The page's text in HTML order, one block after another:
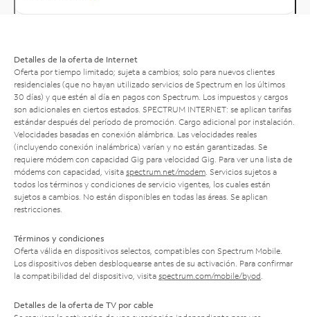
Detalles de la oferta de Internet
Oferta por tiempo limitado; sujeta a cambios; solo para nuevos clientes
residenciales (que no hayan utilizado servicios de Spectrum en los últimos
30 días) y que estén al día en pagos con Spectrum. Los impuestos y cargos
son adicionales en ciertos estados. SPECTRUM INTERNET: se aplican tarifas
estándar después del período de promoción. Cargo adicional por instalación.
Velocidades basadas en conexión alámbrica. Las velocidades reales
(incluyendo conexión inalámbrica) varían y no están garantizadas. Se
requiere módem con capacidad Gig para velocidad Gig. Para ver una lista de
módems con capacidad, visita spectrum.net/modem . Servicios sujetos a
todos los términos y condiciones de servicio vigentes, los cuales están
sujetos a cambios. No están disponibles en todas las áreas. Se aplican
restricciones.
Términos y condiciones
Oferta válida en dispositivos selectos, compatibles con Spectrum Mobile.
Los dispositivos deben desbloquearse antes de su activación. Para confirmar
la compatibilidad del dispositivo, visita spectrum.com/mobile/byod
Detalles de la oferta de TV por cable